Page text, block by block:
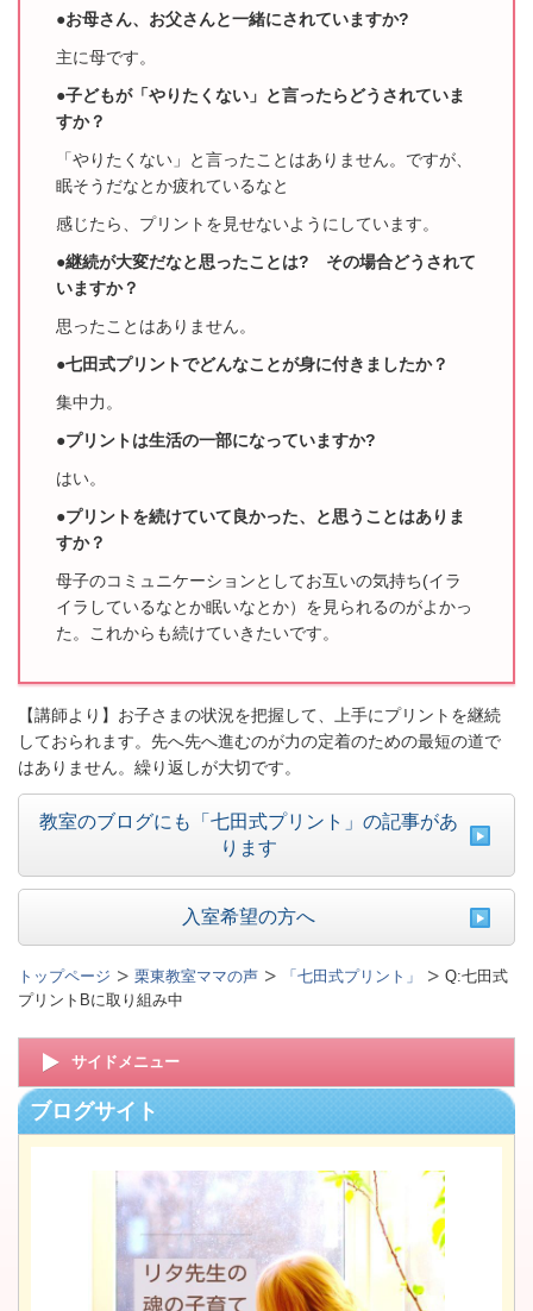
●お母さん、お父さんと一緒にされていますか?
主に母です。
●子どもが「やりたくない」と言ったらどうされていま
すか？
「やりたくない」と言ったことはありません。ですが、
眠そうだなとか疲れているなと
感じたら、プリントを見せないようにしています。
●継続が大変だなと思ったことは? その場合どうされて
いますか？
思ったことはありません。
●七田式プリントでどんなことが身に付きましたか？
集中力。
●プリントは生活の一部になっていますか?
はい。
●プリントを続けていて良かった、と思うことはありま
すか？
母子のコミュニケーションとしてお互いの気持ち(イラ
イラしているなとか眠いなとか） を見られるのがよかっ
た。
これからも続けていきたいです。
【講師より】お子さまの状況を把握して、上手にプリントを継続
しておられます。先へ先へ進むのが力の定着のための最短の道で
はありません。繰り返しが大切です。
教室のブログにも「七田式プリント」の記事があ
ります
入室希望の方へ
トップページ 栗東教室ママの声 「七田式プリント」
Q:七田式
プリントBに取り組み中
サイドメニュー
ブログサイト